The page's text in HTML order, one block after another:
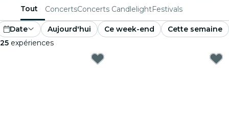
Tout ConcertsConcerts CandlelightFestivals
Date Aujourd'hui Ce week-end
Cette semaine
25 expériences